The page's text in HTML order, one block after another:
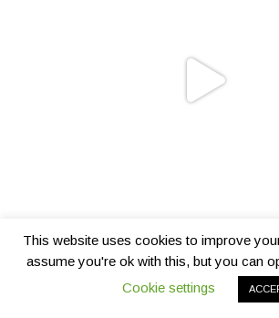
This website uses cookies to improve
assume you're ok with this, but you can
Cookie settings